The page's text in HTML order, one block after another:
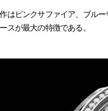
はピンクサファイア、ブルー
スが最大の特徴である。